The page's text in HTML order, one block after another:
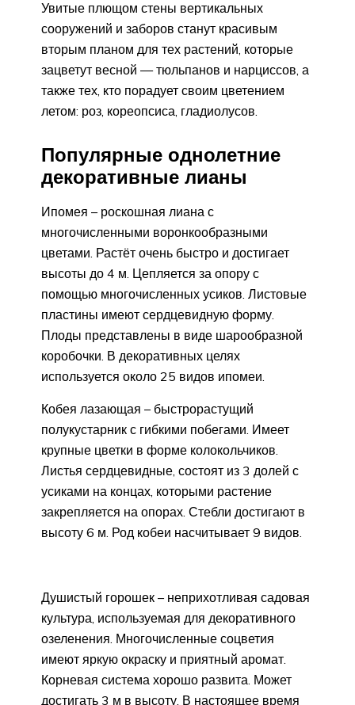
Увитые плющом стены вертикальных
сооружений и заборов станут красивым
вторым планом для тех растений, которые
зацветут весной — тюльпанов и нарциссов, а
также тех, кто порадует своим цветением
летом: роз, кореопсиса, гладиолусов.
Популярные однолетние
декоративные лианы
Ипомея – роскошная лиана с
многочисленными воронкообразными
цветами. Растёт очень быстро и достигает
высоты до 4 м. Цепляется за опору с
помощью многочисленных усиков. Листовые
пластины имеют сердцевидную форму.
Плоды представлены в виде шарообразной
коробочки. В декоративных целях
используется около 25 видов ипомеи.
Кобея лазающая – быстрорастущий
полукустарник с гибкими побегами. Имеет
крупные цветки в форме колокольчиков.
Листья сердцевидные, состоят из 3 долей с
усиками на концах, которыми растение
закрепляется на опорах. Стебли достигают в
высоту 6 м. Род кобеи насчитывает 9 видов.
Душистый горошек – неприхотливая садовая
культура, используемая для декоративного
озеленения. Многочисленные соцветия
имеют яркую окраску и приятный аромат.
Корневая система хорошо развита. Может
достигать 3 м в высоту. В настоящее время